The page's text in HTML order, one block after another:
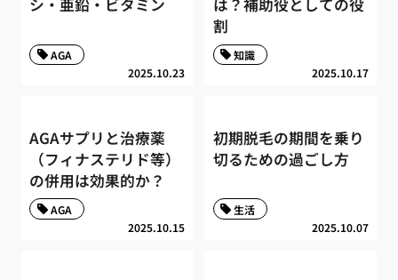
シ・亜鉛・ビタミン
2025.10.23
AGA
は？補助役としての役
割
2025.10.17
知識
AGAサプリと治療薬
（フィナステリド等）
の併用は効果的か？
2025.10.15
AGA
初期脱毛の期間を乗り
切るための過ごし方
2025.10.07
生活